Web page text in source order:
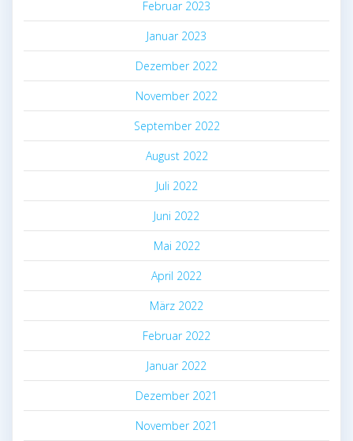
Februar 2023
Januar 2023
Dezember 2022
November 2022
September 2022
August 2022
Juli 2022
Juni 2022
Mai 2022
April 2022
März 2022
Februar 2022
Januar 2022
Dezember 2021
November 2021